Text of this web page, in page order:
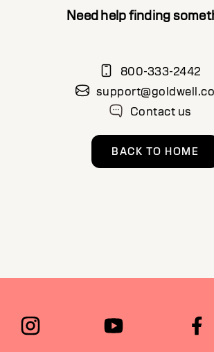
Need help finding
800-333-2442
Contact us
BACK TO HOME